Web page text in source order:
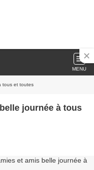
MENU
tous et toutes